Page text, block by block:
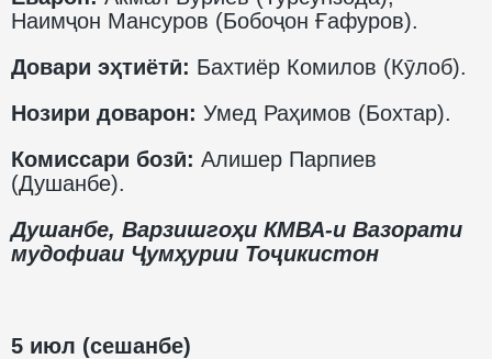
Наимҷон Мансуров (Бобоҷон Ғафуров).
Довари эҳтиётӣ: Бахтиёр Комилов (Кӯлоб).
Нозири доварон: Умед Раҳимов (Бохтар).
Комиссари бозӣ: Алишер Парпиев
(Душанбе).
Душанбе, Варзишгоҳи КМВА-и Вазорати
мудофиаи Ҷумҳурии Тоҷикистон
5 июл (сешанбе)